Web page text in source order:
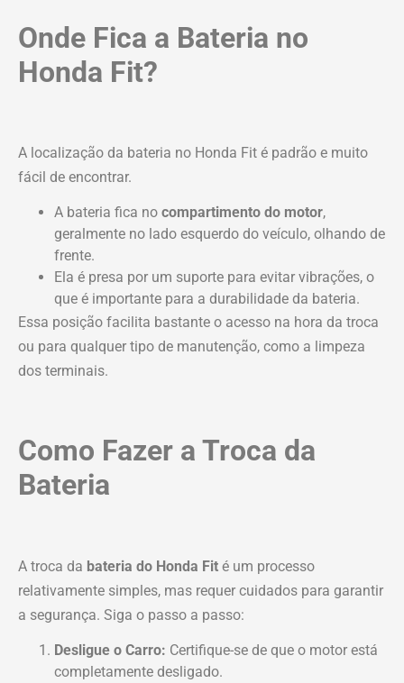
Onde Fica a Bateria no
Honda Fit?
A localização da bateria no Honda Fit é padrão e muito
fácil de encontrar.
A bateria fica no compartimento do motor,
geralmente no lado esquerdo do veículo, olhando de
frente.
Ela é presa por um suporte para evitar vibrações, o
que é importante para a durabilidade da bateria.
Essa posição facilita bastante o acesso na hora da troca
ou para qualquer tipo de manutenção, como a limpeza
dos terminais.
Como Fazer a Troca da
Bateria
A troca da bateria do Honda Fit é um processo
relativamente simples, mas requer cuidados para garantir
a segurança. Siga o passo a passo:
Desligue o Carro: Certifique-se de que o motor está
completamente desligado.